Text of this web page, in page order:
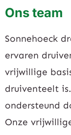
Ons team
Sonnehoeck
ervaren
vrijwillige
druiventeelt
ondersteund
Onze